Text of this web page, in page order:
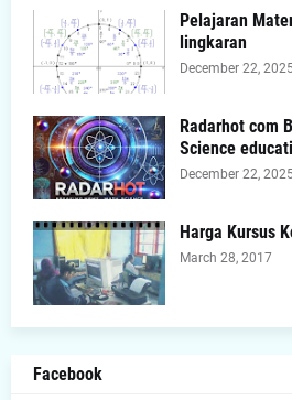
Pelajaran
lingkaran
December 22,
Radarhot com
Science
December 22,
Harga Kursus
March 28, 2017
Facebook